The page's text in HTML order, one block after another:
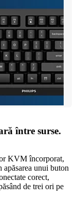
între surse.
KVM încorporat,
unui buton
corect,
de trei ori pe